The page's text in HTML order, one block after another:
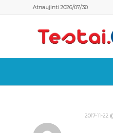
Atnaujinti 2026/07/30
2017-11-22